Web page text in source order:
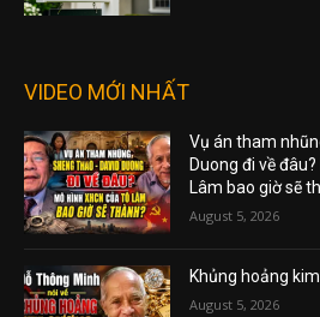
VIDEO MỚI NHẤT
Vụ án tham
Duong đi về
Lâm bao giờ sẽ
August 5, 2026
Khủng hoảng
August 5, 2026